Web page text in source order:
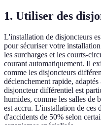
1. Utiliser des
L'installation de disjoncteurs
pour sécuriser votre
les surcharges et les courts-
courant automatiquement. Il
comme les disjoncteurs
déclenchement rapide,
disjoncteur différentiel est
humides, comme les salles de
est accru. L'installation de ces
d'accidents de 50% selon